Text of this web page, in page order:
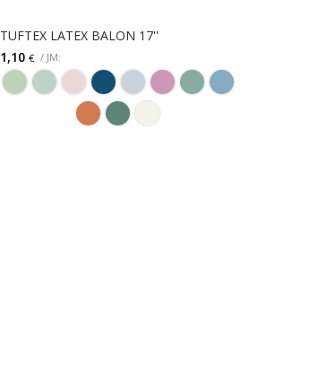
TUFTEX LATEX BALON 17''
1,10€ / JM: